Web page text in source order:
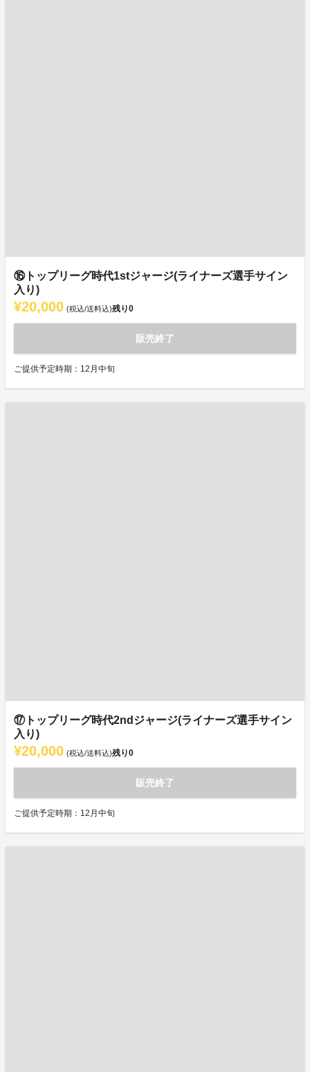
⑯トップリーグ時代1stジャージ(ライナーズ選手サイン
入り)
¥20,000 (税込/送料込)残り0
販売終了
ご提供予定時期：12月中旬
⑰トップリーグ時代2ndジャージ(ライナーズ選手サイン
入り)
¥20,000 (税込/送料込)残り0
販売終了
ご提供予定時期：12月中旬